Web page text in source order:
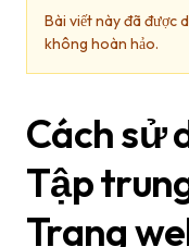
Bài viết này đã được
không hoàn hảo.
Cách sử
Tập
Trang